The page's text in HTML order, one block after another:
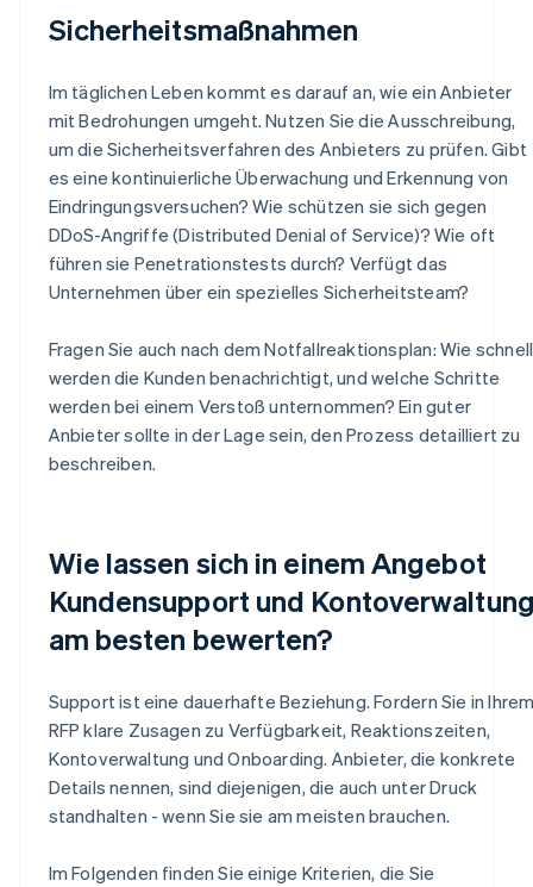
Sicherheitsmaßnahmen
Im täglichen Leben kommt es darauf an, wie ein Anbieter
mit Bedrohungen umgeht. Nutzen Sie die Ausschreibung,
um die Sicherheitsverfahren des Anbieters zu prüfen. Gibt
es eine kontinuierliche Überwachung und Erkennung von
Eindringungsversuchen? Wie schützen sie sich gegen
DDoS-Angriffe (Distributed Denial of Service)? Wie oft
führen sie Penetrationstests durch? Verfügt das
Unternehmen über ein spezielles Sicherheitsteam?
Fragen Sie auch nach dem Notfallreaktionsplan: Wie schnell
werden die Kunden benachrichtigt, und welche Schritte
werden bei einem Verstoß unternommen? Ein guter
Anbieter sollte in der Lage sein, den Prozess detailliert zu
beschreiben.
Wie lassen sich in einem Angebot
Kundensupport und
am besten bewerten?
Support ist eine dauerhafte Beziehung. Fordern Sie in
RFP klare Zusagen zu Verfügbarkeit, Reaktionszeiten,
Kontoverwaltung und Onboarding. Anbieter, die konkrete
Details nennen, sind diejenigen, die auch unter Druck
standhalten - wenn Sie sie am meisten brauchen.
Im Folgenden finden Sie einige Kriterien, die Sie